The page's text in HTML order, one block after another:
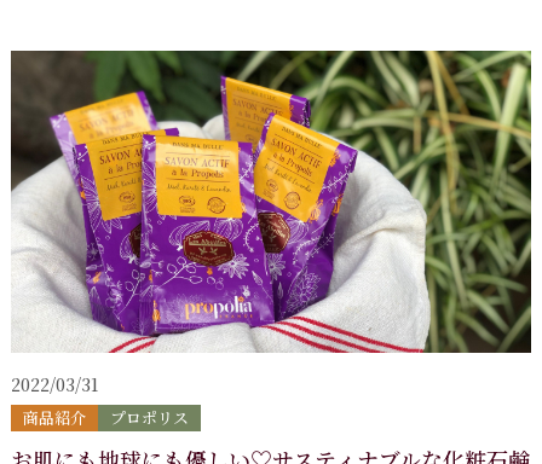
2022/03/31
商品紹介 プロポリス